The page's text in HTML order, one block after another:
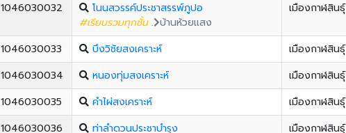
1046030032
โนนสวรรค์ประชาสรรพ์ภูปอ
#เรียนรวมทุกชั้น. บ้านห้วยแสง
เมืองกาฬสินธุ์
1046030033 บึงวิชัยสงเคราะห์ เมืองกาฬสินธุ์
1046030034
หนองทุ่มสงเคราะห์ เมืองกาฬสินธุ์
1046030035
คำไผ่สงเคราะห์ เมืองกาฬสินธุ์
1046030036
ท่าลำดวนประชาบำรุง เมืองกาฬสินธุ์